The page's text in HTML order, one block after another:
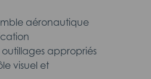
aéronautique
appropriés
visuel et